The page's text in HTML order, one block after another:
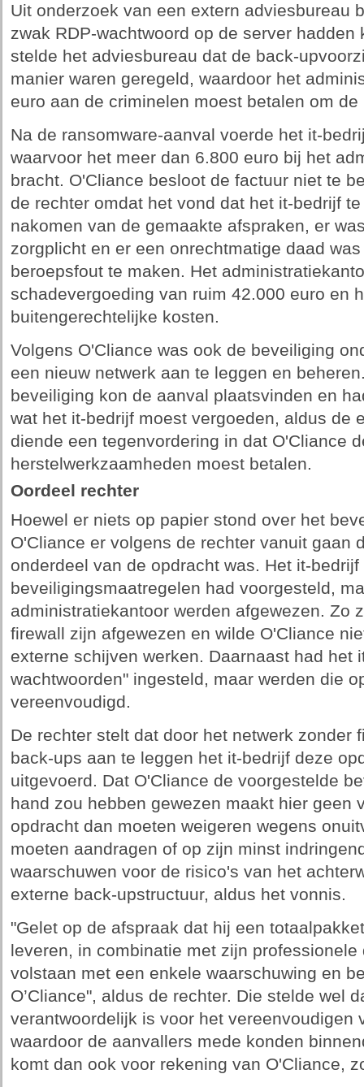
Uit onderzoek van een extern adviesbureau
zwak RDP-wachtwoord op de server hadden
stelde het adviesbureau dat de back-
manier waren geregeld, waardoor het
euro aan de criminelen moest betalen om
Na de ransomware-aanval voerde het it-
waarvoor het meer dan 6.800 euro bij het
bracht. O'Cliance besloot de factuur niet te
de rechter omdat het vond dat het it-bedrijf
nakomen van de gemaakte afspraken, er
zorgplicht en er een onrechtmatige daad
beroepsfout te maken. Het
schadevergoeding van ruim 42.000 euro en
buitengerechtelijke kosten.
Volgens O'Cliance was ook de beveiliging
een nieuw netwerk aan te leggen en
beveiliging kon de aanval plaatsvinden en
wat het it-bedrijf moest vergoeden, aldus de
diende een tegenvordering in dat O'Cliance
herstelwerkzaamheden moest betalen.
Oordeel rechter
Hoewel er niets op papier stond over het
O'Cliance er volgens de rechter vanuit gaan
onderdeel van de opdracht was. Het it-
beveiligingsmaatregelen had voorgesteld,
administratiekantoor werden afgewezen. Zo
firewall zijn afgewezen en wilde O'Cliance
externe schijven werken. Daarnaast had het
wachtwoorden" ingesteld, maar werden die
vereenvoudigd.
De rechter stelt dat door het netwerk zonder
back-ups aan te leggen het it-bedrijf deze
uitgevoerd. Dat O'Cliance de voorgestelde
hand zou hebben gewezen maakt hier geen
opdracht dan moeten weigeren wegens
moeten aandragen of op zijn minst
waarschuwen voor de risico's van het
externe back-upstructuur, aldus het vonnis.
"Gelet op de afspraak dat hij een
leveren, in combinatie met zijn
volstaan met een enkele waarschuwing en
O’Cliance", aldus de rechter. Die stelde wel
verantwoordelijk is voor het vereenvoudigen
waardoor de aanvallers mede konden
komt dan ook voor rekening van O'Cliance,